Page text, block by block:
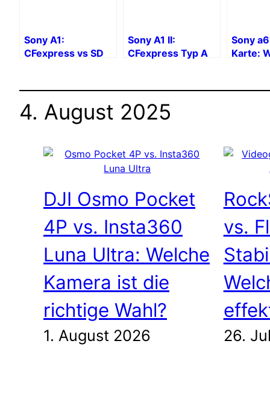
Sony A1:
CFexpress vs SD
Sony A1 II:
CFexpress Typ A
Sony
Karte:
4. August 2025
DJI Osmo Pocket
4P vs. Insta360
Luna Ultra: Welche
Kamera ist die
richtige Wahl?
1. August 2026
vs.
26.